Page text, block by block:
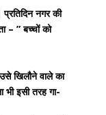
प्रतिदिन नगर की
– ” बच्चों को
खिलौने वाले का
इसी तरह गा-